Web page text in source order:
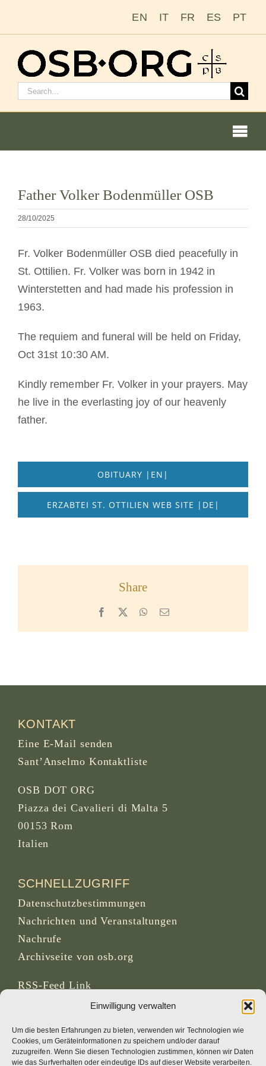
Einwilligung verwalten
Um die besten Erfahrungen zu bieten, verwenden wir Technologien wie
Cookies, um Geräteinformationen zu speichern und/oder darauf
zuzugreifen. Wenn Sie diesen Technologien zustimmen, können wir Daten
wie das Surfverhalten oder eindeutige IDs auf dieser Website verarbeiten.
EN IT FR ES PT
Suchen
Unsere Wurzeln
Mönch oder Nonne werden
NEXUS
OSB.org Archiv
vergrößern
Father Volker Bodenmüller OSB
28/10/2025
Fr. Volker Bodenmüller OSB died peacefully in
St. Ottilien. Fr. Volker was born in 1942 in
Winterstetten and had made his profession in
1963.
The requiem and funeral will be held on Friday,
Oct 31st 10:30 AM.
Kindly remember Fr. Volker in your prayers. May
he live in the everlasting joy of our heavenly
father.
OBITUARY |EN|
ERZABTEI ST. OTTILIEN WEB SITE |DE|
Share
Facebook WhatsApp
Email
KONTAKT
Eine E-Mail senden
Sant’Anselmo Kontaktliste
OSB DOT ORG
Piazza dei Cavalieri di Malta 5
00153 Rom
Italien
SCHNELLZUGRIFF
Datenschutzbestimmungen
Nachrichten und Veranstaltungen
Nachrufe
Archivseite von osb.org
RSS-Feed Link
SOZIALE MEDIEN